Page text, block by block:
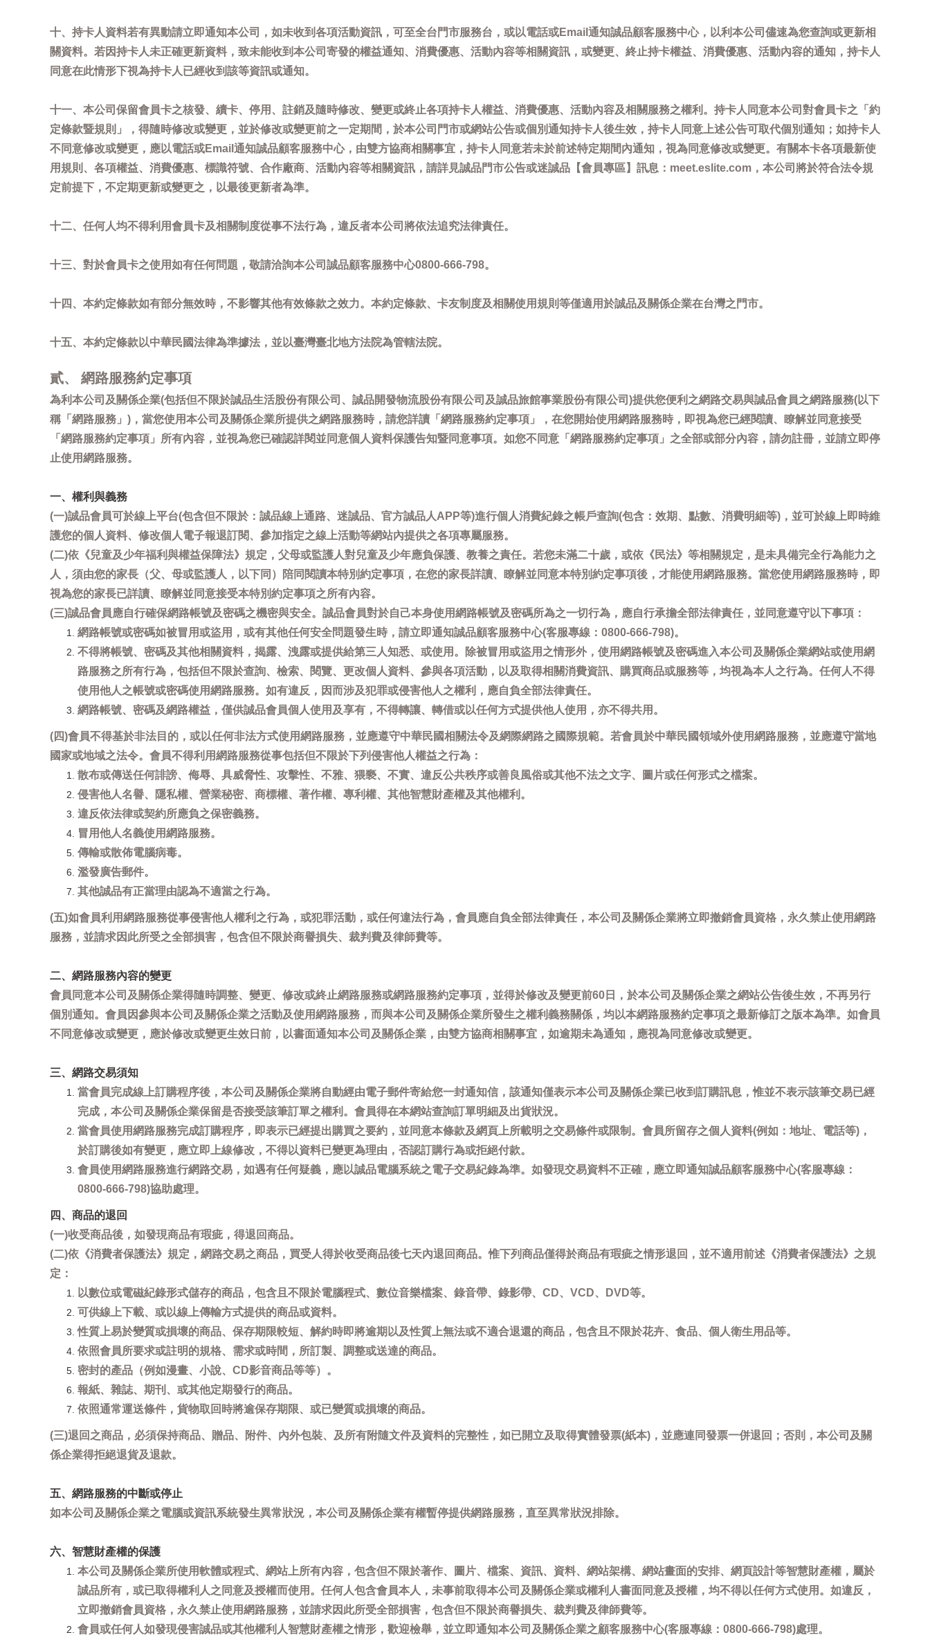
十、持卡人資料若有異動請立即通知本公司，如未收到各項活動資訊，可至全台門市服務台，或以電話或Email通知誠品顧客服務中心，以利本公司儘速為您查詢或更新相
關資料。若因持卡人未正確更新資料，致未能收到本公司寄發的權益通知、消費優惠、活動內容等相關資訊，或變更、終止持卡權益、消費優惠、活動內容的通知，持卡人
同意在此情形下視為持卡人已經收到該等資訊或通知。
十一、本公司保留會員卡之核發、續卡、停用、註銷及隨時修改、變更或終止各項持卡人權益、消費優惠、活動內容及相關服務之權利。持卡人同意本公司對會員卡之「約
定條款暨規則」，得隨時修改或變更，並於修改或變更前之一定期間，於本公司門市或網站公告或個別通知持卡人後生效，持卡人同意上述公告可取代個別通知；如持卡人
不同意修改或變更，應以電話或Email通知誠品顧客服務中心，由雙方協商相關事宜，持卡人同意若未於前述特定期間內通知，視為同意修改或變更。有關本卡各項最新使
用規則、各項權益、消費優惠、標識符號、合作廠商、活動內容等相關資訊，請詳見誠品門市公告或迷誠品【會員專區】訊息：meet.eslite.com，本公司將於符合法令規
定前提下，不定期更新或變更之，以最後更新者為準。
十二、任何人均不得利用會員卡及相關制度從事不法行為，違反者本公司將依法追究法律責任。
十三、對於會員卡之使用如有任何問題，敬請洽詢本公司誠品顧客服務中心0800-666-798。
十四、本約定條款如有部分無效時，不影響其他有效條款之效力。本約定條款、卡友制度及相關使用規則等僅適用於誠品及關係企業在台灣之門市。
十五、本約定條款以中華民國法律為準據法，並以臺灣臺北地方法院為管轄法院。
貳、 網路服務約定事項
為利本公司及關係企業(包括但不限於誠品生活股份有限公司、誠品開發物流股份有限公司及誠品旅館事業股份有限公司)提供您便利之網路交易與誠品會員之網路服務(以下
稱「網路服務」)，當您使用本公司及關係企業所提供之網路服務時，請您詳讀「網路服務約定事項」，在您開始使用網路服務時，即視為您已經閱讀、瞭解並同意接受
「網路服務約定事項」所有內容，並視為您已確認詳閱並同意個人資料保護告知暨同意事項。如您不同意「網路服務約定事項」之全部或部分內容，請勿註冊，並請立即停
止使用網路服務。
一、權利與義務
(一)誠品會員可於線上平台(包含但不限於：誠品線上通路、迷誠品、官方誠品人APP等)進行個人消費紀錄之帳戶查詢(包含：效期、點數、消費明細等)，並可於線上即時維
護您的個人資料、修改個人電子報退訂閱、參加指定之線上活動等網站內提供之各項專屬服務。
(二)依《兒童及少年福利與權益保障法》規定，父母或監護人對兒童及少年應負保護、教養之責任。若您未滿二十歲，或依《民法》等相關規定，是未具備完全行為能力之
人，須由您的家長（父、母或監護人，以下同）陪同閱讀本特別約定事項，在您的家長詳讀、瞭解並同意本特別約定事項後，才能使用網路服務。當您使用網路服務時，即
視為您的家長已詳讀、瞭解並同意接受本特別約定事項之所有內容。
(三)誠品會員應自行確保網路帳號及密碼之機密與安全。誠品會員對於自己本身使用網路帳號及密碼所為之一切行為，應自行承擔全部法律責任，並同意遵守以下事項：
網路帳號或密碼如被冒用或盜用，或有其他任何安全問題發生時，請立即通知誠品顧客服務中心(客服專線：0800-666-798)。
不得將帳號、密碼及其他相關資料，揭露、洩露或提供給第三人知悉、或使用。除被冒用或盜用之情形外，使用網路帳號及密碼進入本公司及關係企業網站或使用網
路服務之所有行為，包括但不限於查詢、檢索、閱覽、更改個人資料、參與各項活動，以及取得相關消費資訊、購買商品或服務等，均視為本人之行為。任何人不得
使用他人之帳號或密碼使用網路服務。如有違反，因而涉及犯罪或侵害他人之權利，應自負全部法律責任。
網路帳號、密碼及網路權益，僅供誠品會員個人使用及享有，不得轉讓、轉借或以任何方式提供他人使用，亦不得共用。
(四)會員不得基於非法目的，或以任何非法方式使用網路服務，並應遵守中華民國相關法令及網際網路之國際規範。若會員於中華民國領域外使用網路服務，並應遵守當地
國家或地域之法令。會員不得利用網路服務從事包括但不限於下列侵害他人權益之行為：
散布或傳送任何誹謗、侮辱、具威脅性、攻擊性、不雅、猥褻、不實、違反公共秩序或善良風俗或其他不法之文字、圖片或任何形式之檔案。
侵害他人名譽、隱私權、營業秘密、商標權、著作權、專利權、其他智慧財產權及其他權利。
違反依法律或契約所應負之保密義務。
冒用他人名義使用網路服務。
傳輸或散佈電腦病毒。
濫發廣告郵件。
其他誠品有正當理由認為不適當之行為。
(五)如會員利用網路服務從事侵害他人權利之行為，或犯罪活動，或任何違法行為，會員應自負全部法律責任，本公司及關係企業將立即撤銷會員資格，永久禁止使用網路
服務，並請求因此所受之全部損害，包含但不限於商譽損失、裁判費及律師費等。
二、網路服務內容的變更
會員同意本公司及關係企業得隨時調整、變更、修改或終止網路服務或網路服務約定事項，並得於修改及變更前60日，於本公司及關係企業之網站公告後生效，不再另行
個別通知。會員因參與本公司及關係企業之活動及使用網路服務，而與本公司及關係企業所發生之權利義務關係，均以本網路服務約定事項之最新修訂之版本為準。如會員
不同意修改或變更，應於修改或變更生效日前，以書面通知本公司及關係企業，由雙方協商相關事宜，如逾期未為通知，應視為同意修改或變更。
三、網路交易須知
當會員完成線上訂購程序後，本公司及關係企業將自動經由電子郵件寄給您一封通知信，該通知僅表示本公司及關係企業已收到訂購訊息，惟並不表示該筆交易已經
完成，本公司及關係企業保留是否接受該筆訂單之權利。會員得在本網站查詢訂單明細及出貨狀況。
當會員使用網路服務完成訂購程序，即表示已經提出購買之要約，並同意本條款及網頁上所載明之交易條件或限制。會員所留存之個人資料(例如：地址、電話等)，
於訂購後如有變更，應立即上線修改，不得以資料已變更為理由，否認訂購行為或拒絕付款。
會員使用網路服務進行網路交易，如遇有任何疑義，應以誠品電腦系統之電子交易紀錄為準。如發現交易資料不正確，應立即通知誠品顧客服務中心(客服專線：
0800-666-798)協助處理。
四、商品的退回
(一)收受商品後，如發現商品有瑕疵，得退回商品。
(二)依《消費者保護法》規定，網路交易之商品，買受人得於收受商品後七天內退回商品。惟下列商品僅得於商品有瑕疵之情形退回，並不適用前述《消費者保護法》之規
定：
以數位或電磁紀錄形式儲存的商品，包含且不限於電腦程式、數位音樂檔案、錄音帶、錄影帶、CD、VCD、DVD等。
可供線上下載、或以線上傳輸方式提供的商品或資料。
性質上易於變質或損壞的商品、保存期限較短、解約時即將逾期以及性質上無法或不適合退還的商品，包含且不限於花卉、食品、個人衛生用品等。
依照會員所要求或註明的規格、需求或時間，所訂製、調整或送達的商品。
密封的產品（例如漫畫、小說、CD影音商品等等）。
報紙、雜誌、期刊、或其他定期發行的商品。
依照通常運送條件，貨物取回時將逾保存期限、或已變質或損壞的商品。
(三)退回之商品，必須保持商品、贈品、附件、內外包裝、及所有附隨文件及資料的完整性，如已開立及取得實體發票(紙本)，並應連同發票一併退回；否則，本公司及關
係企業得拒絕退貨及退款。
五、網路服務的中斷或停止
如本公司及關係企業之電腦或資訊系統發生異常狀況，本公司及關係企業有權暫停提供網路服務，直至異常狀況排除。
六、智慧財產權的保護
本公司及關係企業所使用軟體或程式、網站上所有內容，包含但不限於著作、圖片、檔案、資訊、資料、網站架構、網站畫面的安排、網頁設計等智慧財產權，屬於
誠品所有，或已取得權利人之同意及授權而使用。任何人包含會員本人，未事前取得本公司及關係企業或權利人書面同意及授權，均不得以任何方式使用。如違反，
立即撤銷會員資格，永久禁止使用網路服務，並請求因此所受全部損害，包含但不限於商譽損失、裁判費及律師費等。
會員或任何人如發現侵害誠品或其他權利人智慧財產權之情形，歡迎檢舉，並立即通知本公司及關係企業之顧客服務中心(客服專線：0800-666-798)處理。